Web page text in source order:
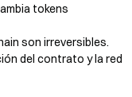
tokens
son irreversibles.
del contrato y la red